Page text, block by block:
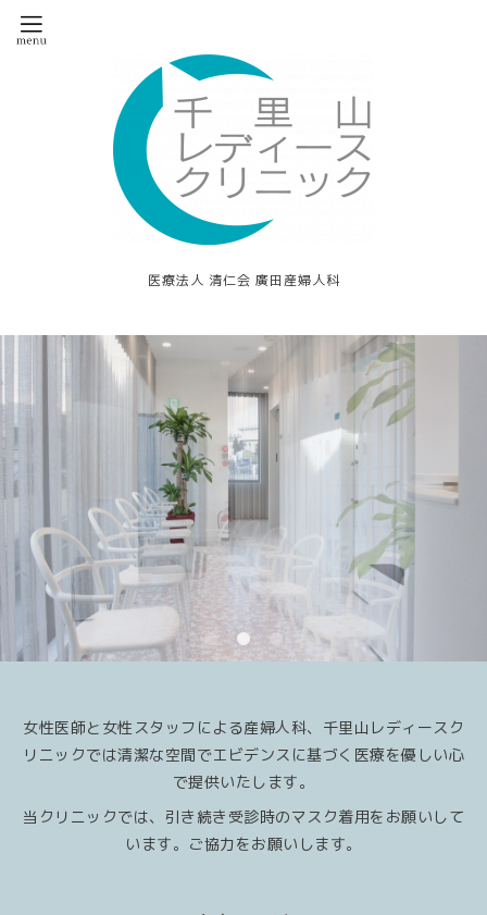
医療法人 清仁会 廣田産婦人科
女性医師と女性スタッフによる産婦人科、千里山レディースク
リニックでは清潔な空間でエビデンスに基づく医療を優しい心
で提供いたします。
当クリニックでは、引き続き受診時のマスク着用をお願いして
います。ご協力をお願いします。